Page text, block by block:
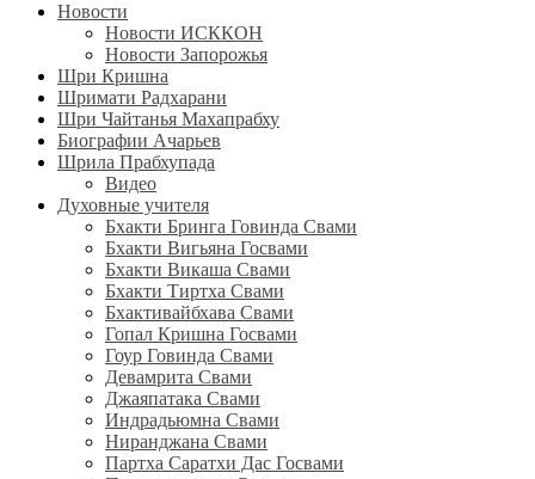
Новости
Новости ИСККОН
Новости Запорожья
Шри Кришна
Шримати Радхарани
Шри Чайтанья Махапрабху
Биографии Ачарьев
Шрила Прабхупада
Видео
Духовные учителя
Бхакти Бринга Говинда Свами
Бхакти Вигьяна Госвами
Бхакти Викаша Свами
Бхакти Тиртха Свами
Бхактивайбхава Свами
Гопал Кришна Госвами
Гоур Говинда Свами
Девамрита Свами
Джаяпатака Свами
Индрадьюмна Свами
Ниранджана Свами
Партха Саратхи Дас Госвами